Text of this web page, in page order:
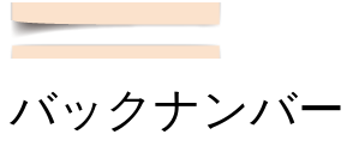
バックナンバー